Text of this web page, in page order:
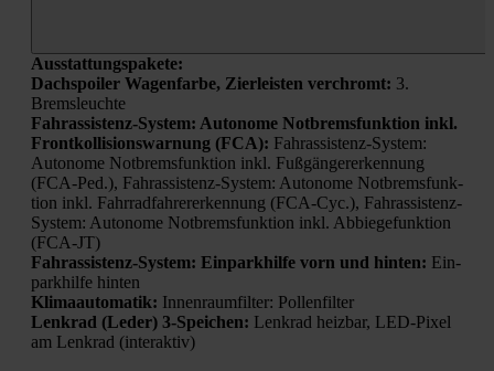
Aus­stat­tungs­pa­ke­te:
Dach­spoi­ler Wagen­far­be, Zier­leis­ten ver­chromt: 3.
Brems­leuch­te
Fahr­as­sis­tenz-Sys­tem: Auto­no­me Not­brems­funk­ti­on inkl.
Front­kol­li­si­ons­war­nung (FCA): Fahr­as­sis­tenz-Sys­tem:
Auto­no­me Not­brems­funk­ti­on inkl. Fuß­gän­ger­erken­nung
(FCA-Ped.), Fahr­as­sis­tenz-Sys­tem: Auto­no­me Not­brems­funk­
ti­on inkl. Fahr­rad­fah­rer­er­ken­nung (FCA-Cyc.), Fahr­as­sis­tenz-
Sys­tem: Auto­no­me Not­brems­funk­ti­on inkl. Abbie­ge­funk­ti­on
(FCA-JT)
Fahr­as­sis­tenz-Sys­tem: Ein­park­hil­fe vorn und hin­ten: Ein­
park­hil­fe hin­ten
Kli­ma­au­to­ma­tik: Innen­raum­fil­ter: Pol­len­fil­ter
Lenk­rad (Leder) 3‑Speichen: Lenk­rad heiz­bar, LED-Pixel
am Lenk­rad (inter­ak­tiv)